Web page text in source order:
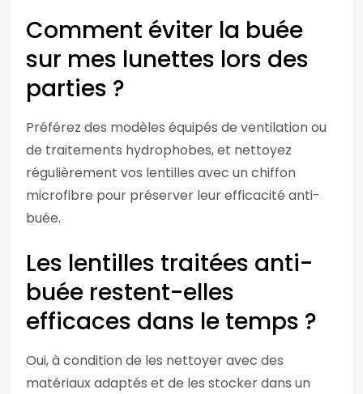
Comment éviter la buée
sur mes lunettes lors des
parties ?
Préférez des modèles équipés de ventilation ou
de traitements hydrophobes, et nettoyez
régulièrement vos lentilles avec un chiffon
microfibre pour préserver leur efficacité anti-
buée.
Les lentilles traitées anti-
buée restent-elles
efficaces dans le temps ?
Oui, à condition de les nettoyer avec des
matériaux adaptés et de les stocker dans un